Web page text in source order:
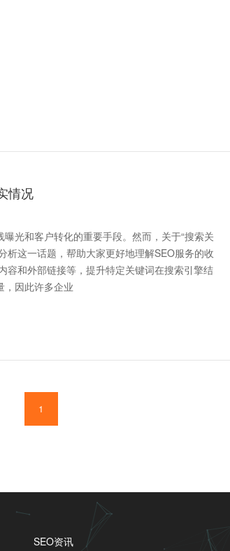
情况
光和客户转化的重要手段。然而，关于“搜索关
析这一话题，帮助大家更好地理解SEO服务的收
，因此许多企业
1
SEO资讯